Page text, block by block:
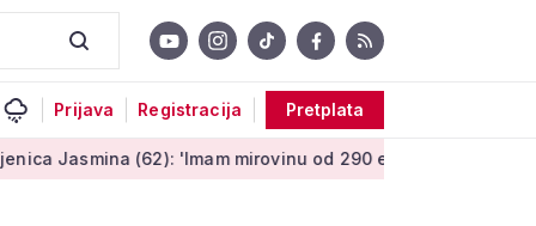
Prijava Registracija Pretplata
(62): 'Imam mirovinu od 290 eura, a dobijem i socijalnu